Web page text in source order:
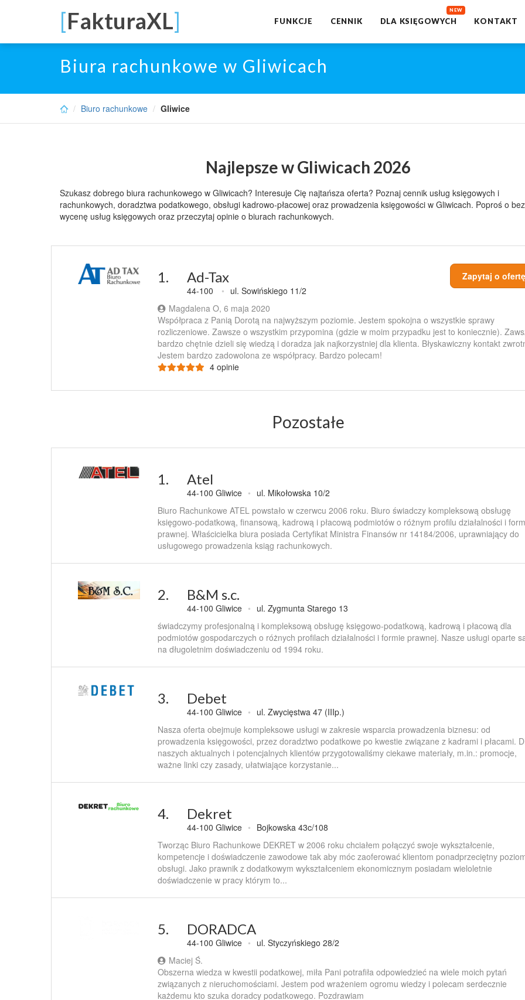
content
[FakturaXL] FUNKCJE CENNIK DLA KSIĘGOWYCH KONTAKT
Biura rachunkowe w Gliwicach
Biuro rachunkowe Gliwice
Najlepsze w Gliwicach 2026
Szukasz dobrego biura rachunkowego w Gliwicach? Interesuje Cię najtańsza oferta? Poznaj cennik usług księgowych i
rachunkowych, doradztwa podatkowego, obsługi kadrowo-płacowej oraz prowadzenia księgowości w Gliwicach. Poproś o
wycenę usług księgowych oraz przeczytaj opinie o biurach rachunkowych.
1. Ad-Tax
44-100 • ul. Sowińskiego 11/2
Magdalena O, 6 maja 2020
Współpraca z Panią Dorotą na najwyższym poziomie. Jestem spokojna o wszystkie sprawy
rozliczeniowe. Zawsze o wszystkim przypomina (gdzie w moim przypadku jest to koniecznie).
bardzo chętnie dzieli się wiedzą i doradza jak najkorzystniej dla klienta. Błyskawiczny kontakt
Jestem bardzo zadowolona ze współpracy. Bardzo polecam!
4 opinie
Zapytaj o
Pozostałe
1. Atel
44-100 Gliwice • ul. Mikołowska 10/2
Biuro Rachunkowe ATEL powstało w czerwcu 2006 roku. Biuro świadczy kompleksową obsługę
księgowo-podatkową, finansową, kadrową i płacową podmiotów o różnym profilu działalności i
prawnej. Właścicielka biura posiada Certyfikat Ministra Finansów nr 14184/2006, uprawniający do
usługowego prowadzenia ksiąg rachunkowych.
2. B&M s.c.
44-100 Gliwice • ul. Zygmunta Starego 13
świadczymy profesjonalną i kompleksową obsługę księgowo-podatkową, kadrową i płacową dla
podmiotów gospodarczych o różnych profilach działalności i formie prawnej. Nasze usługi oparte
na długoletnim doświadczeniu od 1994 roku.
3. Debet
44-100 Gliwice • ul. Zwycięstwa 47 (IIIp.)
Nasza oferta obejmuje kompleksowe usługi w zakresie wsparcia prowadzenia biznesu: od
prowadzenia księgowości, przez doradztwo podatkowe po kwestie związane z kadrami i płacami.
naszych aktualnych i potencjalnych klientów przygotowaliśmy ciekawe materiały, m.in.: promocje,
ważne linki czy zasady, ułatwiające korzystanie...
4. Dekret
44-100 Gliwice • Bojkowska 43c/108
Tworząc Biuro Rachunkowe DEKRET w 2006 roku chciałem połączyć swoje wykształcenie,
kompetencje i doświadczenie zawodowe tak aby móc zaoferować klientom ponadprzeciętny
obsługi. Jako prawnik z dodatkowym wykształceniem ekonomicznym posiadam wieloletnie
doświadczenie w pracy którym to...
5. DORADCA
44-100 Gliwice • ul. Styczyńskiego 28/2
Maciej Ś.
Obszerna wiedza w kwestii podatkowej, miła Pani potrafiła odpowiedzieć na wiele moich pytań
związanych z nieruchomościami. Jestem pod wrażeniem ogromu wiedzy i polecam serdecznie
każdemu kto szuka doradcy podatkowego. Pozdrawiam